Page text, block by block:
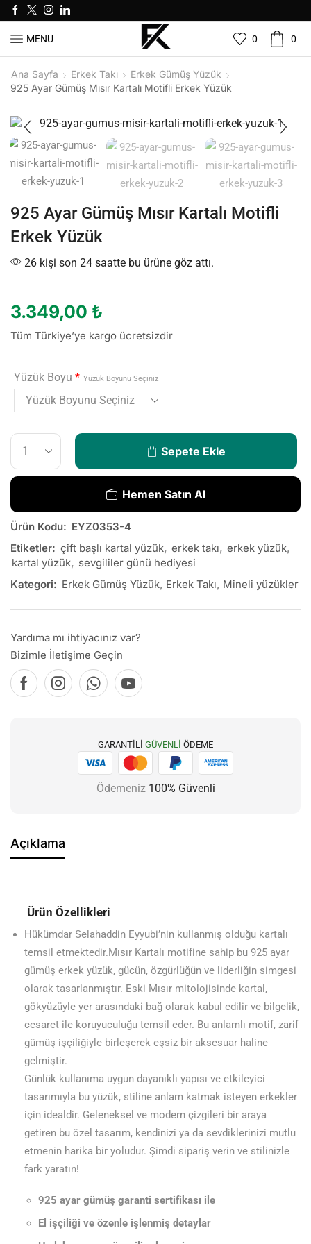
MENU 0 0
Ana Sayfa Erkek Takı
Erkek Gümüş Yüzük
925 Ayar Gümüş Mısır Kartalı Motifli Erkek Yüzük
925 Ayar Gümüş Mısır Kartalı Motifli
Erkek Yüzük
26 kişi son 24 saatte bu ürüne göz attı.
3.349,00 ₺
Tüm Türkiye’ye kargo ücretsizdir
Yüzük Boyu * Yüzük Boyunu Seçiniz
Sepete Ekle
Hemen Satın Al
Ürün Kodu: EYZ0353-4
Etiketler: çift başlı kartal yüzük, erkek takı, erkek yüzük,
kartal yüzük, sevgililer günü hediyesi
Kategori: Erkek Gümüş Yüzük, Erkek Takı, Mineli yüzükler
Yardıma mı ihtiyacınız var?
Bizimle İletişime Geçin
GARANTILI GÜVENLI ÖDEME
Ödemeniz 100% Güvenli
Açıklama
Ürün Özellikleri
Hükümdar Selahaddin Eyyubi’nin kullanmış olduğu kartalı
temsil etmektedir.Mısır Kartalı motifine sahip bu 925 ayar
gümüş erkek yüzük, gücün, özgürlüğün ve liderliğin simgesi
olarak tasarlanmıştır. Eski Mısır mitolojisinde kartal,
gökyüzüyle yer arasındaki bağ olarak kabul edilir ve bilgelik,
cesaret ile koruyuculuğu temsil eder. Bu anlamlı motif, zarif
gümüş işçiliğiyle birleşerek eşsiz bir aksesuar haline
gelmiştir.
Günlük kullanıma uygun dayanıklı yapısı ve etkileyici
tasarımıyla bu yüzük, stiline anlam katmak isteyen erkekler
için idealdir. Geleneksel ve modern çizgileri bir araya
getiren bu özel tasarım, kendinizi ya da sevdiklerinizi mutlu
etmenin harika bir yoludur. Şimdi sipariş verin ve stilinizle
fark yaratın!
925 ayar gümüş garanti sertifikası ile
El işçiliği ve özenle işlenmiş detaylar